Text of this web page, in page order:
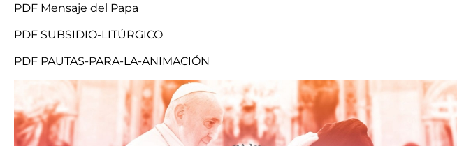
PDF Mensaje del Papa
PDF SUBSIDIO-LITÚRGICO
PDF PAUTAS-PARA-LA-ANIMACIÓN